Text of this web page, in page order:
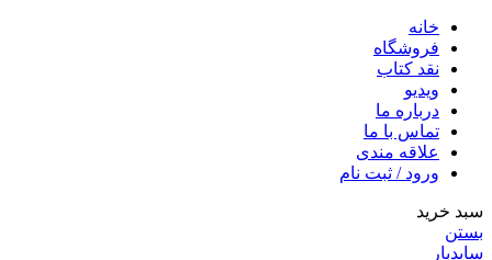
خانه
فروشگاه
نقد کتاب
ویدیو
درباره‌ ما
تماس با ما
علاقه مندی
ورود / ثبت نام
سبد خرید
بستن
سایدبار